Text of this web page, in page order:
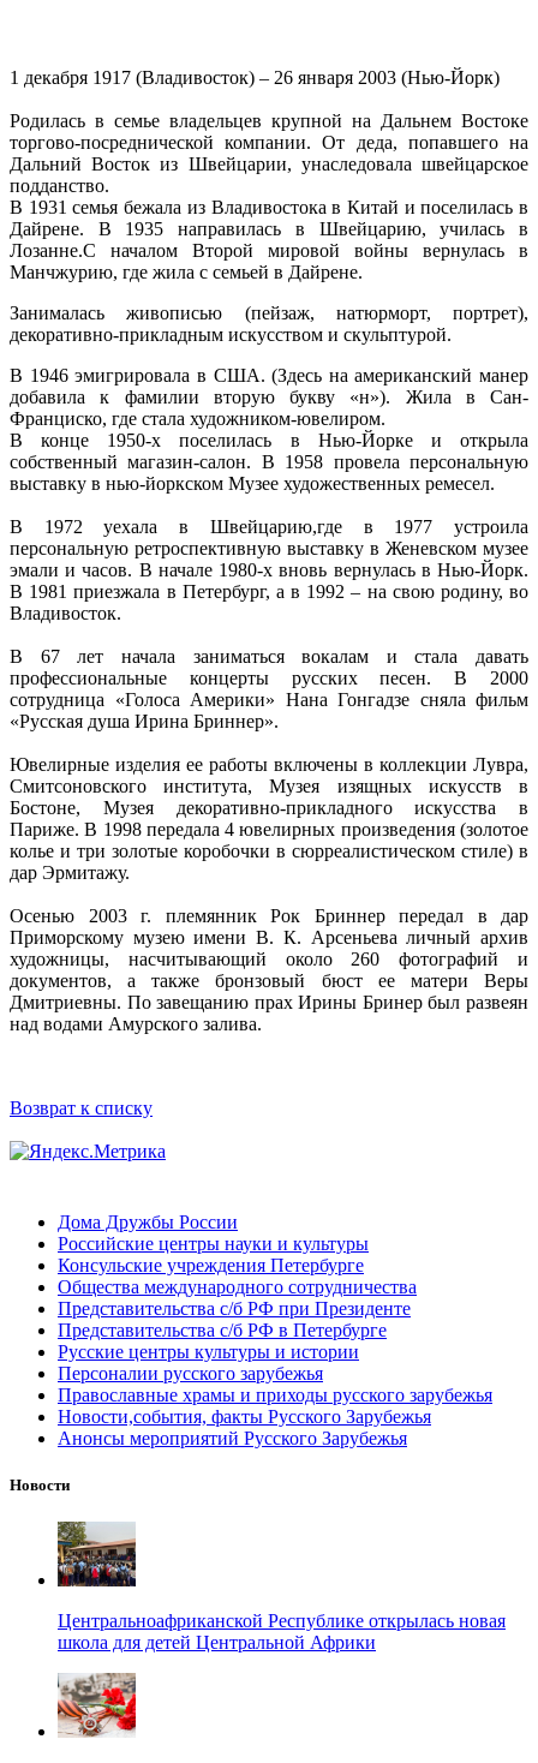
1 декабря 1917 (Владивосток) – 26 января 2003 (Нью-Йорк)
Родилась в семье владельцев крупной на Дальнем Востоке
торгово-посреднической компании. От деда, попавшего на
Дальний Восток из Швейцарии, унаследовала швейцарское
подданство.
В 1931 семья бежала из Владивостока в Китай и поселилась в
Дайрене. В 1935 направилась в Швейцарию, училась в
Лозанне.С началом Второй мировой войны вернулась в
Манчжурию, где жила с семьей в Дайрене.
Занималась живописью (пейзаж, натюрморт, портрет),
декоративно-прикладным искусством и скульптурой.
В 1946 эмигрировала в США. (Здесь на американский манер
добавила к фамилии вторую букву «н»). Жила в Сан-
Франциско, где стала художником-ювелиром.
В конце 1950-х поселилась в Нью-Йорке и открыла
собственный магазин-салон. В 1958 провела персональную
выставку в нью-йоркском Музее художественных ремесел.
В 1972 уехала в Швейцарию,где в 1977 устроила
персональную ретроспективную выставку в Женевском музее
эмали и часов. В начале 1980-х вновь вернулась в Нью-Йорк.
В 1981 приезжала в Петербург, а в 1992 – на свою родину, во
Владивосток.
В 67 лет начала заниматься вокалам и стала давать
профессиональные концерты русских песен. В 2000
сотрудница «Голоса Америки» Нана Гонгадзе сняла фильм
«Русская душа Ирина Бриннер».
Ювелирные изделия ее работы включены в коллекции Лувра,
Смитсоновского института, Музея изящных искусств в
Бостоне, Музея декоративно-прикладного искусства в
Париже. В 1998 передала 4 ювелирных произведения (золотое
колье и три золотые коробочки в сюрреалистическом стиле) в
дар Эрмитажу.
Осенью 2003 г. племянник Рок Бриннер передал в дар
Приморскому музею имени В. К. Арсеньева личный архив
художницы, насчитывающий около 260 фотографий и
документов, а также бронзовый бюст ее матери Веры
Дмитриевны. По завещанию прах Ирины Бринер был развеян
над водами Амурского залива.
Возврат к списку
Дома Дружбы России
Российские центры науки и культуры
Консульские учреждения Петербурге
Общества международного сотрудничества
Представительства с/б РФ при Президенте
Представительства с/б РФ в Петербурге
Русские центры культуры и истории
Персоналии русского зарубежья
Православные храмы и приходы русского зарубежья
Новости,события, факты Русского Зарубежья
Анонсы мероприятий Русского Зарубежья
Новости
Центральноафриканской Республике открылась новая
школа для детей Центральной Африки